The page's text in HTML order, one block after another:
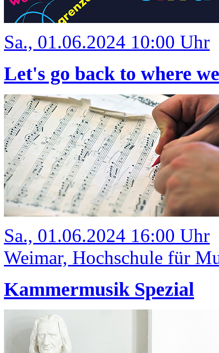
Sa., 01.06.2024 10:00 Uhr
Let's go back to where
Sa., 01.06.2024 16:00 Uhr
Weimar, Hochschule für
Kammermusik Spezial